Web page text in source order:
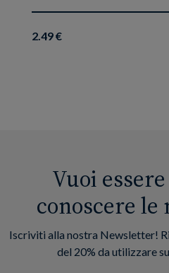
2.49 €
Vuoi
conoscere le
Iscriviti alla nostra Newsletter!
del 20% da utilizzare